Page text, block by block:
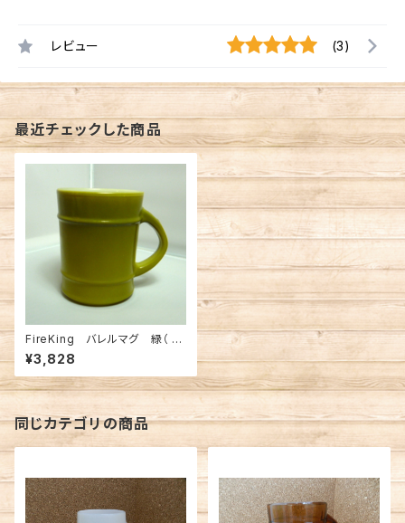
レビュー (3)
最近チェックした商品
FireKing バレルマグ 緑（ FK
-12773）
¥3,828
同じカテゴリの商品